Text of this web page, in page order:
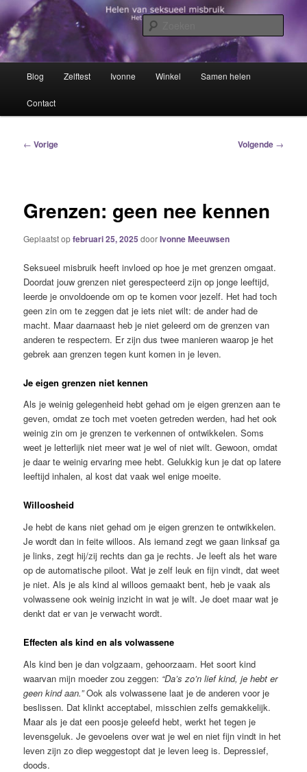
Spring
naar
de
primaire
inhoudHelen van seksueel misbruik
Het trauma voorbij!
Blog Zelftest Ivonne Winkel Samen helen
Contact
Bericht
← Vorige Volgende →
Grenzen: geen nee kennen
Geplaatst opfebruari 25, 2025 doorIvonne Meeuwsen
Seksueel misbruik heeft invloed op hoe je met grenzen omgaat.
Doordat jouw grenzen niet gerespecteerd zijn op jonge leeftijd,
leerde je onvoldoende om op te komen voor jezelf. Het had toch
geen zin om te zeggen dat je iets niet wilt: de ander had de
macht. Maar daarnaast heb je niet geleerd om de grenzen van
anderen te respectern. Er zijn dus twee manieren waarop je het
gebrek aan grenzen tegen kunt komen in je leven.
Je eigen grenzen niet kennen
Als je weinig gelegenheid hebt gehad om je eigen grenzen aan te
geven, omdat ze toch met voeten getreden werden, had het ook
weinig zin om je grenzen te verkennen of ontwikkelen. Soms
weet je letterlijk niet meer wat je wel of niet wilt. Gewoon, omdat
je daar te weinig ervaring mee hebt. Gelukkig kun je dat op latere
leeftijd inhalen, al kost dat vaak wel enige moeite.
Willoosheid
Je hebt de kans niet gehad om je eigen grenzen te ontwikkelen.
Je wordt dan in feite willoos. Als iemand zegt we gaan linksaf ga
je links, zegt hij/zij rechts dan ga je rechts. Je leeft als het ware
op de automatische piloot. Wat je zelf leuk en fijn vindt, dat weet
je niet. Als je als kind al willoos gemaakt bent, heb je vaak als
volwassene ook weinig inzicht in wat je wilt. Je doet maar wat je
denkt dat er van je verwacht wordt.
Effecten als kind en als volwassene
Als kind ben je dan volgzaam, gehoorzaam. Het soort kind
waarvan mijn moeder zou zeggen: “Da’s zo’n lief kind, je hebt er
geen kind aan.”Ook als volwassene laat je de anderen voor je
beslissen. Dat klinkt acceptabel, misschien zelfs gemakkelijk.
Maar als je dat een poosje geleefd hebt, werkt het tegen je
levensgeluk. Je gevoelens over wat je wel en niet fijn vindt in het
leven zijn zo diep weggestopt dat je leven leeg is. Depressief,
doods.